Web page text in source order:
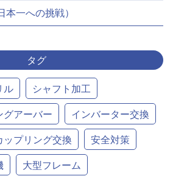
一への挑戦）
タグ
ル
シャフト加工
グアーバー
インバーター交換
ップリング交換
安全対策
大型フレーム